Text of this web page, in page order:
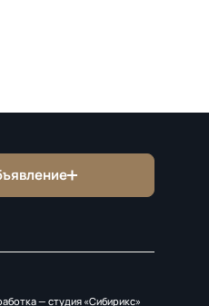
— студия«Сибирикс»